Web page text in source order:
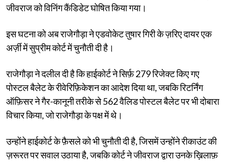
जीवराज को विनिंग कैंडिडेट घोषित किया गया।
इस घटना को अब राजेगौड़ा ने एडवोकेट तुषार गिरी के ज़रिए दायर एक
अर्ज़ी में सुप्रीम कोर्ट में चुनौती दी है।
राजेगौड़ा ने दलील दी है कि हाईकोर्ट ने सिर्फ़ 279 रिजेक्ट किए गए
पोस्टल बैलेट के रीवेरिफ़िकेशन का आदेश दिया था, जबकि रिटर्निंग
ऑफ़िसर ने गैर-कानूनी तरीके से 562 वैलिड पोस्टल बैलेट पर भी दोबारा
विचार किया, जो राजेगौड़ा के पक्ष में थे।
उन्होंने हाईकोर्ट के फ़ैसले को भी चुनौती दी है, जिसमें उन्होंने रीकाउंट की
ज़रूरत पर सवाल उठाया है, जबकि कोर्ट ने जीवराज द्वारा उनके ख़िलाफ़